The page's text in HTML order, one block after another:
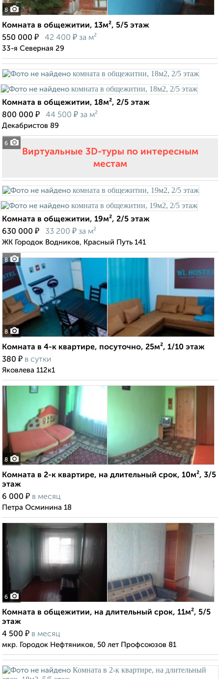
8
Комната в общежитии, 13м², 5/5 этаж
550 000 ₽ 42 400 ₽ за м²
33-я Северная 29
6
Комната в общежитии, 18м², 2/5 этаж
800 000 ₽ 44 500 ₽ за м²
Декабристов 89
Виртуальные 3D-туры по интересным
местам
8
Комната в общежитии, 19м², 2/5 этаж
630 000 ₽ 33 200 ₽ за м²
ЖК Городок Водников, Красный Путь 141
8
Комната в 4-к квартире, посуточно, 25м², 1/10 этаж
380 ₽ в сутки
Яковлева 112к1
8
Комната в 2-к квартире, на длительный срок, 10м², 3/5
этаж
6 000 ₽ в месяц
Петра Осминина 18
6
Комната в общежитии, на длительный срок, 11м², 5/5
этаж
4 500 ₽ в месяц
мкр. Городок Нефтяников, 50 лет Профсоюзов 81